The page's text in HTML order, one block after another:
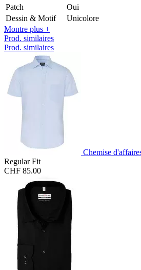
Patch
Oui
Dessin & Motif
Unicolore
Montre plus +
Prod. similaires
Prod. similaires
Chemise
Regular Fit
CHF 85.00